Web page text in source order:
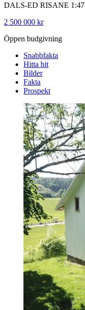
DALS-ED RISANE 1:47
2 500 000 kr
Öppen budgivning
Snabbfakta
Hitta hit
Bilder
Fakta
Prospekt